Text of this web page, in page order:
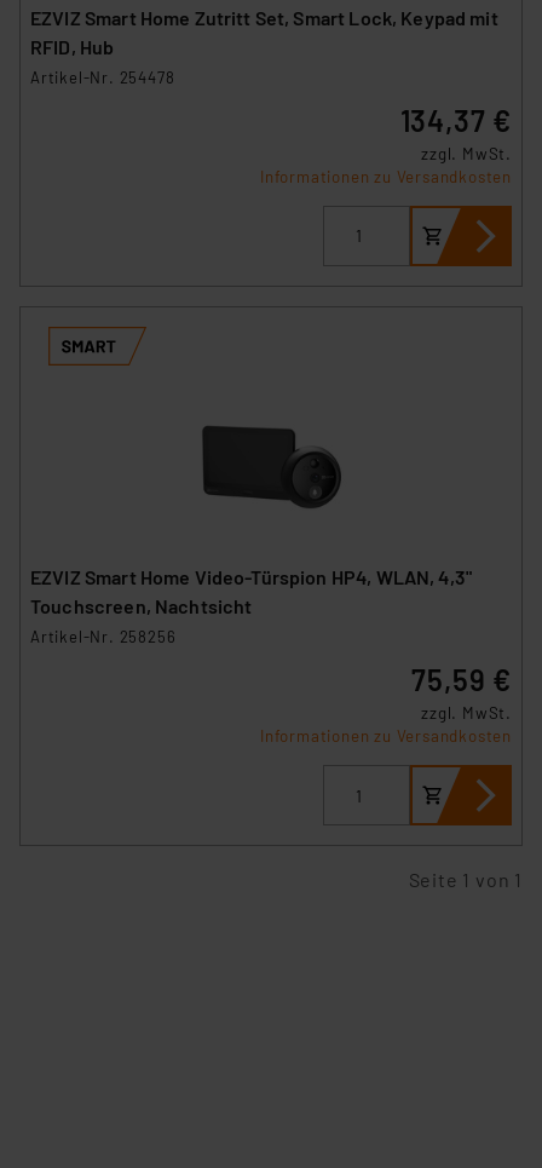
EZVIZ Smart Home Zutritt Set, Smart Lock, Keypad mit
RFID, Hub
Artikel-Nr. 254478
134,37 €
zzgl. MwSt.
Informationen zu Versandkosten
EZVIZ Smart Home Video-Türspion HP4, WLAN, 4,3"
Touchscreen, Nachtsicht
Artikel-Nr. 258256
75,59 €
zzgl. MwSt.
Informationen zu Versandkosten
Seite 1 von 1